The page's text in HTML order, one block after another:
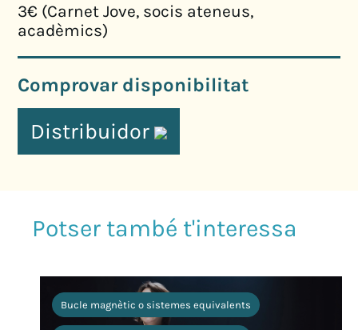
3€ (Carnet Jove, socis ateneus,
acadèmics)
Comprovar disponibilitat
Distribuidor
Bucle magnètic o sistemes equivalents